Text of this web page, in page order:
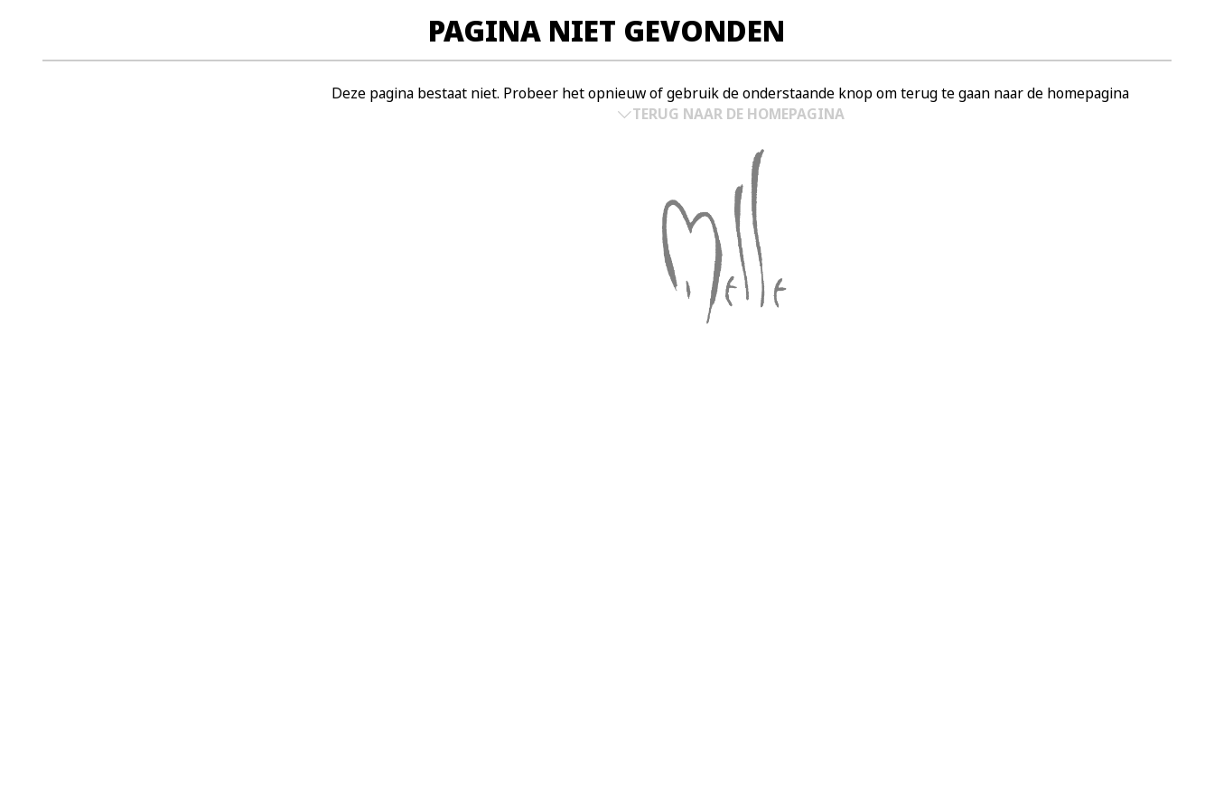
PAGINA NIET GEVONDEN
Deze pagina bestaat niet. Probeer het opnieuw of gebruik de onderstaande knop om terug te gaan naar de homepagina
TERUG NAAR DE HOMEPAGINA